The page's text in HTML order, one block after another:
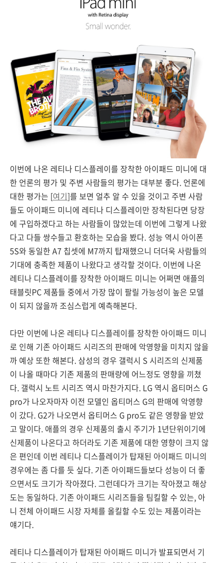
이번에 나온 레티나 디스플레이를 장착한 아이패드 미니에 대
한 언론의 평가 및 주변 사람들의 평가는 대부분 좋다. 언론에
대한 평가는 [여기]를 보면 얼추 알 수 있을 것이고 주변 사람
들도 아이패드 미니에 레티나 디스플레이만 장착된다면 당장
에 구입하겠다고 하는 사람들이 많았는데 이번에 그렇게 나왔
다고 다들 쌍수들고 환호하는 모습을 봤다. 성능 역시 아이폰
5S와 동일한 A7 칩셋에 M7까지 탑재했으니 더더욱 사람들의
기대에 충족한 제품이 나왔다고 생각할 것이다. 이번에 나온
레티나 디스플레이를 장착한 아이패드 미니는 어쩌면 애플의
태블릿PC 제품들 중에서 가장 많이 팔릴 가능성이 높은 모델
이 되지 않을까 조심스럽게 예측해본다.
다만 이번에 나온 레티나 디스플레이를 장착한 아이패드 미니
로 인해 기존 아이패드 시리즈의 판매에 악영향을 미치지 않을
까 예상 또한 해본다. 삼성의 경우 갤럭시 S 시리즈의 신제품
이 나올 때마다 기존 제품의 판매량에 어느정도 영향을 끼쳤
다. 갤럭시 노트 시리즈 역시 마찬가지다. LG 역시 옵티머스 G
pro가 나오자마자 이전 모델인 옵티머스 G의 판매에 악영향
이 갔다. G2가 나오면서 옵티머스 G pro도 같은 영향을 받았
고 말이다. 애플의 경우 신제품의 출시 주기가 1년단위이기에
신제품이 나온다고 하더라도 기존 제품에 대한 영향이 크지 않
은 편인데 이번 레티나 디스플레이가 탑재된 아이패드 미니의
경우에는 좀 다를 듯 싶다. 기존 아이패드들보다 성능이 더 좋
으면서도 크기가 작아졌다. 그런데다가 크기는 작아졌고 해상
도는 동일하다. 기존 아이패드 시리즈들을 팀킬할 수 있는, 아
니 전체 아이패드 시장 자체를 올킬할 수도 있는 제품이라는
얘기다.
레티나 디스플레이가 탑재된 아이패드 미니가 발표되면서 기